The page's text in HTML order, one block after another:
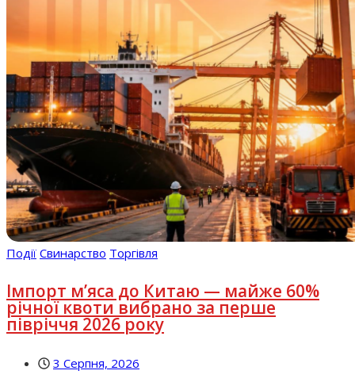
Події Свинарство Торгівля
Імпорт м’яса до Китаю — майже 60%
річної квоти вибрано за перше
півріччя 2026 року
3 Серпня, 2026